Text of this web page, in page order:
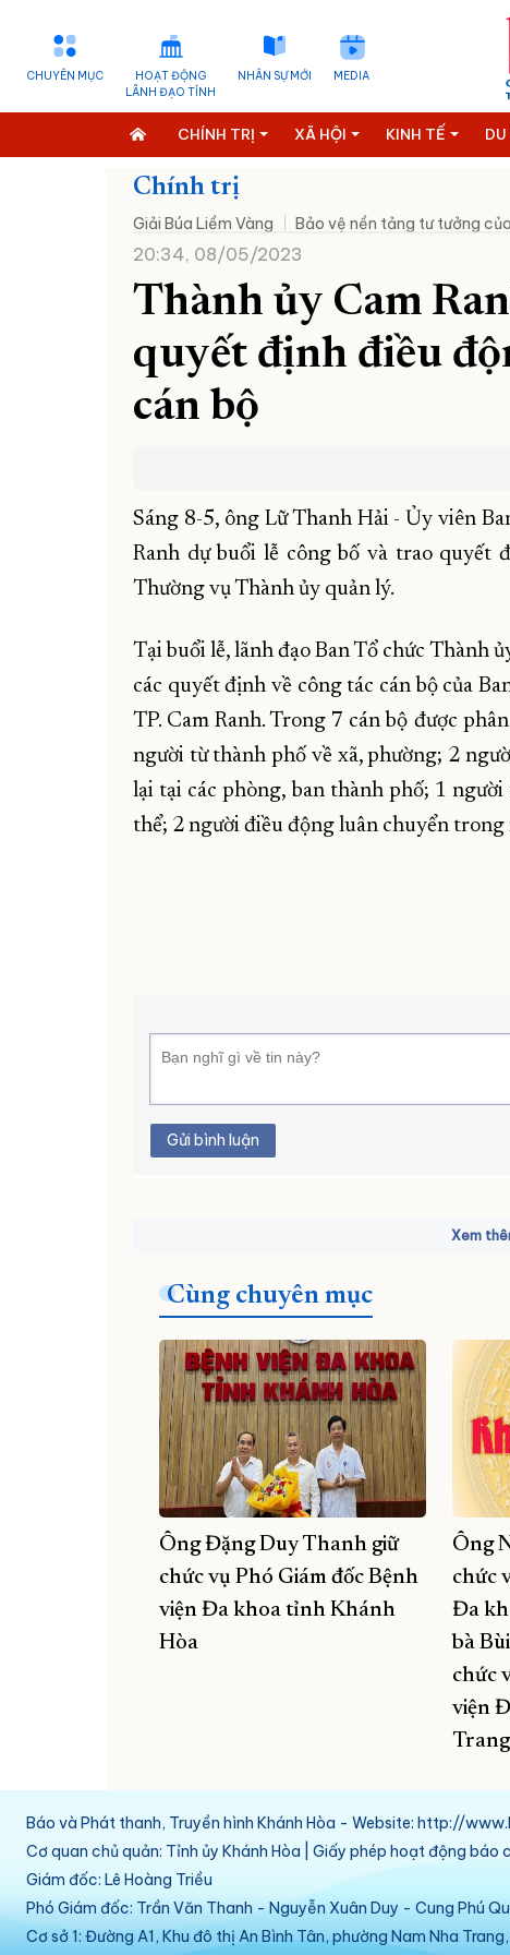
CHUYÊN MỤC
HOẠT ĐỘNG
LÃNH ĐẠO TỈNH
NHÂN SỰ MỚI MEDIA
CHÍNH TRỊ XÃ HỘI KINH TẾ
Chính trị
Giải Búa Liềm Vàng Bảo vệ nền tảng tư tưởng
20:34, 08/05/2023
Thành ủy Cam
quyết định điều
cán bộ
Sáng 8-5, ông Lữ Thanh Hải - Ủy viên
Ranh dự buổi lễ công bố và trao quyết
Thường vụ Thành ủy quản lý.
Tại buổi lễ, lãnh đạo Ban Tổ chức Thành
các quyết định về công tác cán bộ của
TP. Cam Ranh. Trong 7 cán bộ được
người từ thành phố về xã, phường; 2
lại tại các phòng, ban thành phố; 1
thể; 2 người điều động luân chuyển
Gửi bình luận
Xem
Cùng chuyên mục
Ông Đặng Duy Thanh giữ
chức vụ Phó Giám đốc Bệnh
viện Đa khoa tỉnh Khánh
Hòa
Ông
chức
Đa
bà
chức
viện
Trang
Báo và Phát thanh, Truyền hình Khánh Hòa - Website: http://
Cơ quan chủ quản: Tỉnh ủy Khánh Hòa | Giấy phép hoạt động
Giám đốc: Lê Hoàng Triều
Phó Giám đốc: Trần Văn Thanh - Nguyễn Xuân Duy - Cung Phú
Cơ sở 1: Đường A1, Khu đô thị An Bình Tân, phường Nam Nha